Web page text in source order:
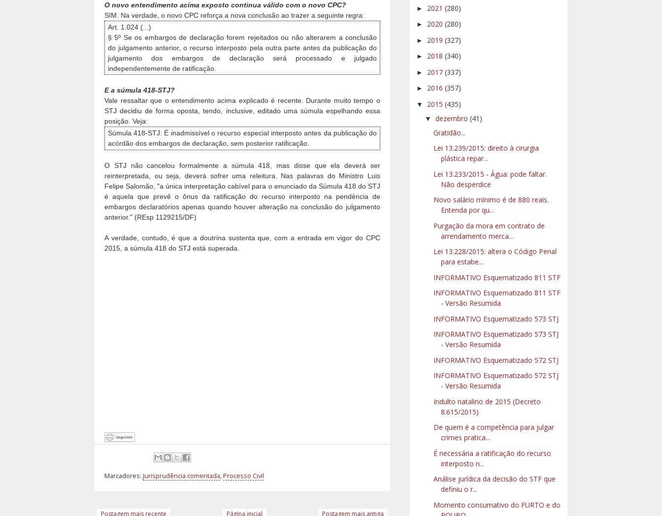
O novo entendimento acima exposto continua válido com o novo CPC?
SIM. Na verdade, o novo CPC reforça a nova conclusão ao trazer a seguinte regra:
Art. 1.024 (...)
§ 5º Se os embargos de declaração forem rejeitados ou não alterarem a conclusão
do julgamento anterior, o recurso interposto pela outra parte antes da publicação do
julgamento dos embargos de declaração será processado e julgado
independentemente de ratificação.
E a súmula 418-STJ?
Vale ressaltar que o entendimento acima explicado é recente. Durante muito tempo o
STJ decidiu de forma oposta, tendo, inclusive, editado uma súmula espelhando essa
posição. Veja:
Súmula 418-STJ: É inadmissível o recurso especial interposto antes da publicação do
acórdão dos embargos de declaração, sem posterior ratificação.
O STJ não cancelou formalmente a súmula 418, mas disse que ela deverá ser
reinterpretada, ou seja, deverá sofrer uma releitura. Nas palavras do Ministro Luis
Felipe Salomão, "a única interpretação cabível para o enunciado da Súmula 418 do STJ
é aquela que prevê o ônus da ratificação do recurso interposto na pendência de
embargos declaratórios apenas quando houver alteração na conclusão do julgamento
anterior." (REsp 1129215/DF)
A verdade, contudo, é que a doutrina sustenta que, com a entrada em vigor do CPC
2015, a súmula 418 do STJ está superada.
Marcadores: Jurisprudência comentada,Processo Civil
Postagem mais recente Postagem mais antiga
Página inicial
► 2021 (280)
► 2020 (280)
► 2019 (327)
► 2018 (340)
► 2017 (337)
► 2016 (357)
▼ 2015 (435)
▼ dezembro (41)
Gratidão...
Lei 13.239/2015: direito à cirurgia
plástica repar...
Lei 13.233/2015 - Água: pode faltar.
Não desperdice
Novo salário mínimo é de 880 reais.
Entenda por qu...
Purgação da mora em contrato de
arrendamento merca...
Lei 13.228/2015: altera o Código Penal
para estabe...
INFORMATIVO Esquematizado 811 STF
INFORMATIVO Esquematizado 811 STF
- Versão Resumida
INFORMATIVO Esquematizado 573 STJ
INFORMATIVO Esquematizado 573 STJ
- Versão Resumida
INFORMATIVO Esquematizado 572 STJ
INFORMATIVO Esquematizado 572 STJ
- Versão Resumida
Indulto natalino de 2015 (Decreto
8.615/2015)
De quem é a competência para julgar
crimes pratica...
É necessária a ratificação do recurso
interposto n...
Análise jurídica da decisão do STF que
definiu o r...
Momento consumativo do FURTO e do